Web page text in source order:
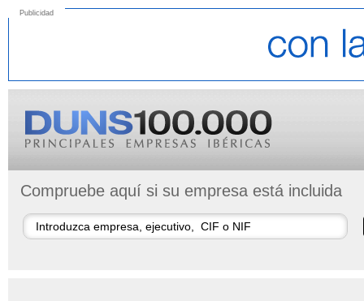
Publicidad
Compruebe aquí si su empresa está incluida